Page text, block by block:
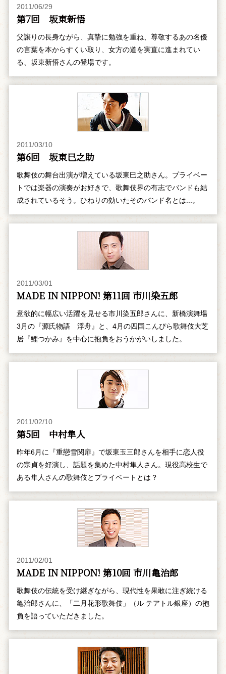
2011/06/29
第7回 坂東新悟
父譲りの長身ながら、真摯に勉強を重ね、尊敬するあの名優
の言葉を本からすくい取り、女方の道を実直に進まれてい
る、坂東新悟さんの登場です。
2011/03/10
第6回 坂東巳之助
歌舞伎の舞台出演が増えている坂東巳之助さん。プライベー
トでは楽器の演奏がお好きで、歌舞伎界の有志でバンドも結
成されているそう。ひねりの効いたそのバンド名とは...。
2011/03/01
MADE IN NIPPON! 第11回 市川染五郎
意欲的に幅広い活躍を見せる市川染五郎さんに、新橋演舞場
3月の『源氏物語 浮舟』と、4月の四国こんぴら歌舞伎大芝
居『鯉つかみ』を中心に抱負をおうかがいしました。
2011/02/10
第5回 中村隼人
昨年6月に『重戀雪関扉』で坂東玉三郎さんを相手に恋人役
の宗貞を好演し、話題を集めた中村隼人さん。現役高校生で
ある隼人さんの歌舞伎とプライベートとは？
2011/02/01
MADE IN NIPPON! 第10回 市川亀治郎
歌舞伎の伝統を受け継ぎながら、現代性を果敢に注ぎ続ける
亀治郎さんに、「二月花形歌舞伎」（ル テアトル銀座）の抱
負を語っていただきました。